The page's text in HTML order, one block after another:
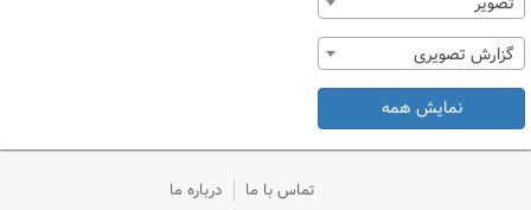
گزارش تصویری
نمایش همه
تماس با ما درباره ما